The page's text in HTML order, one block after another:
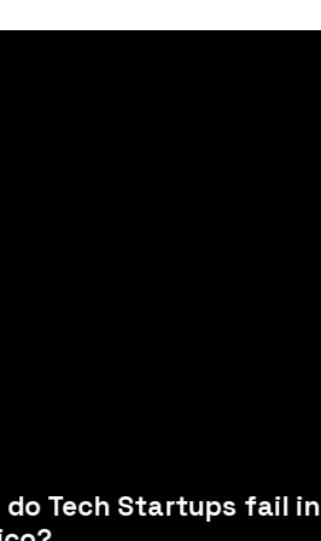
do Tech Startups fail in